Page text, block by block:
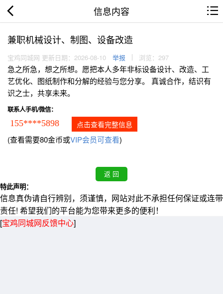
信息内容
兼职机械设计、制图、设备改造
宝鸡同城网 更新日期：2026-08-10 举报 浏览：297
急之所急，想之所想。愿把本人多年非标设备设计、改造、工
艺优化、图纸制作和分解的经验与您分享。 真诚合作，结识有
识之士，共享未来。
联系人手机/微信：
155****5898 点击查看完整信息
(查看需要80金币或VIP会员可查看)
特此声明：
信息真伪请自行辨别，须谨慎，网站对此不承担任何保证或连带
责任! 希望我们的平台能为您带来更多的便利！
[宝鸡同城网反馈中心]